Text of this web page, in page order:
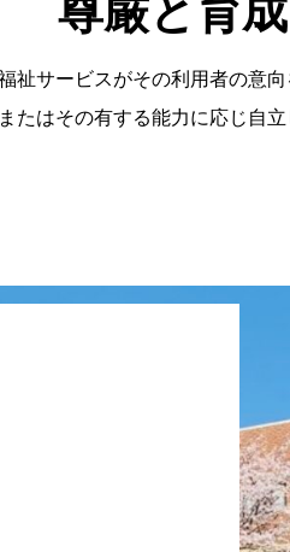
祉サービスがその利用者の意
たはその有する能力に応じ自